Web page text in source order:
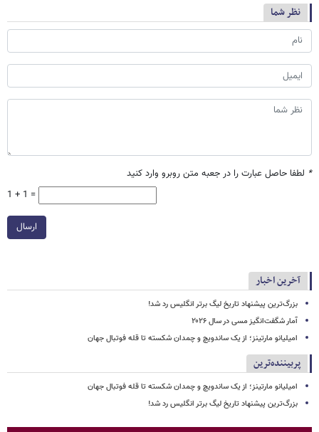
نظر شما
* لطفا حاصل عبارت را در جعبه متن روبرو وارد کنید
1 + 1 =
ارسال
آخرین اخبار
بزرگ‌ترین پیشنهاد تاریخ لیگ برتر انگلیس رد شد!
آمار شگفت‌انگیز مسی در سال ۲۰۲۶
امیلیانو مارتینز؛ از یک ساندویچ و چمدان شکسته تا قله فوتبال جهان
پربیننده‌ترین
امیلیانو مارتینز؛ از یک ساندویچ و چمدان شکسته تا قله فوتبال جهان
بزرگ‌ترین پیشنهاد تاریخ لیگ برتر انگلیس رد شد!